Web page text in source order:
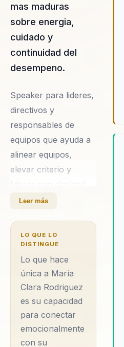
mas maduras
sobre energia,
cuidado y
continuidad del
desempeno.
Speaker para lideres,
directivos y
responsables de
equipos que ayuda a
alinear equipos,
elevar criterio y
en contextos
neurociencia y
comportamiento en
decisiones practicas.
Su diferencial:
combina ciencia del
comportamiento con
aplicacion practica
para organizaciones.
Leer más
LO QUE LO
DISTINGUE
Lo que hace
única a María
Clara Rodriguez
es su capacidad
para conectar
emocionalmente
con su